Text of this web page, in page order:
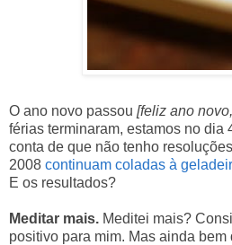
O ano novo passou [feliz ano
férias terminaram, estamos no dia
conta de que não tenho
2008 continuam coladas à
E os resultados?
Meditar mais. Meditei mais?
positivo para mim. Mas ainda